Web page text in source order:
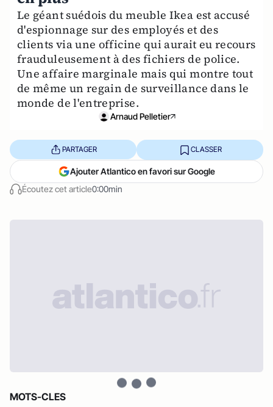
Le géant suédois du meuble Ikea est accusé
d'espionnage sur des employés et des
clients via une officine qui aurait eu recours
frauduleusement à des fichiers de police.
Une affaire marginale mais qui montre tout
de même un regain de surveillance dans le
monde de l'entreprise.
Arnaud Pelletier
Écoutez cet article0:00min
PARTAGER CLASSER
Ajouter Atlantico en favori sur Google
MOTS-CLES